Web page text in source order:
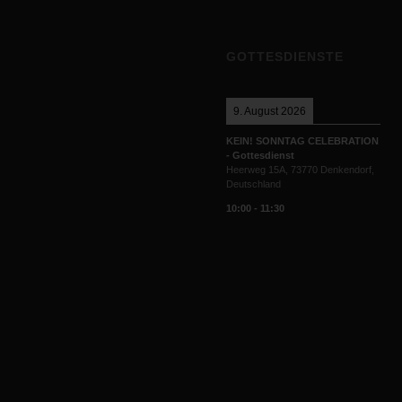
9. August 2026
KEIN! SONNTAG CELEBRATION
- Gottesdienst
Heerweg 15A, 73770 Denkendorf,
Deutschland
10:00- 11:30